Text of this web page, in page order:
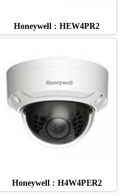
Honeywell : HEW4PR2
Honeywell : H4W4PER2